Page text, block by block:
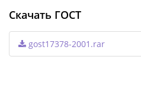
Скачать ГОСТ
gost17378-2001.rar